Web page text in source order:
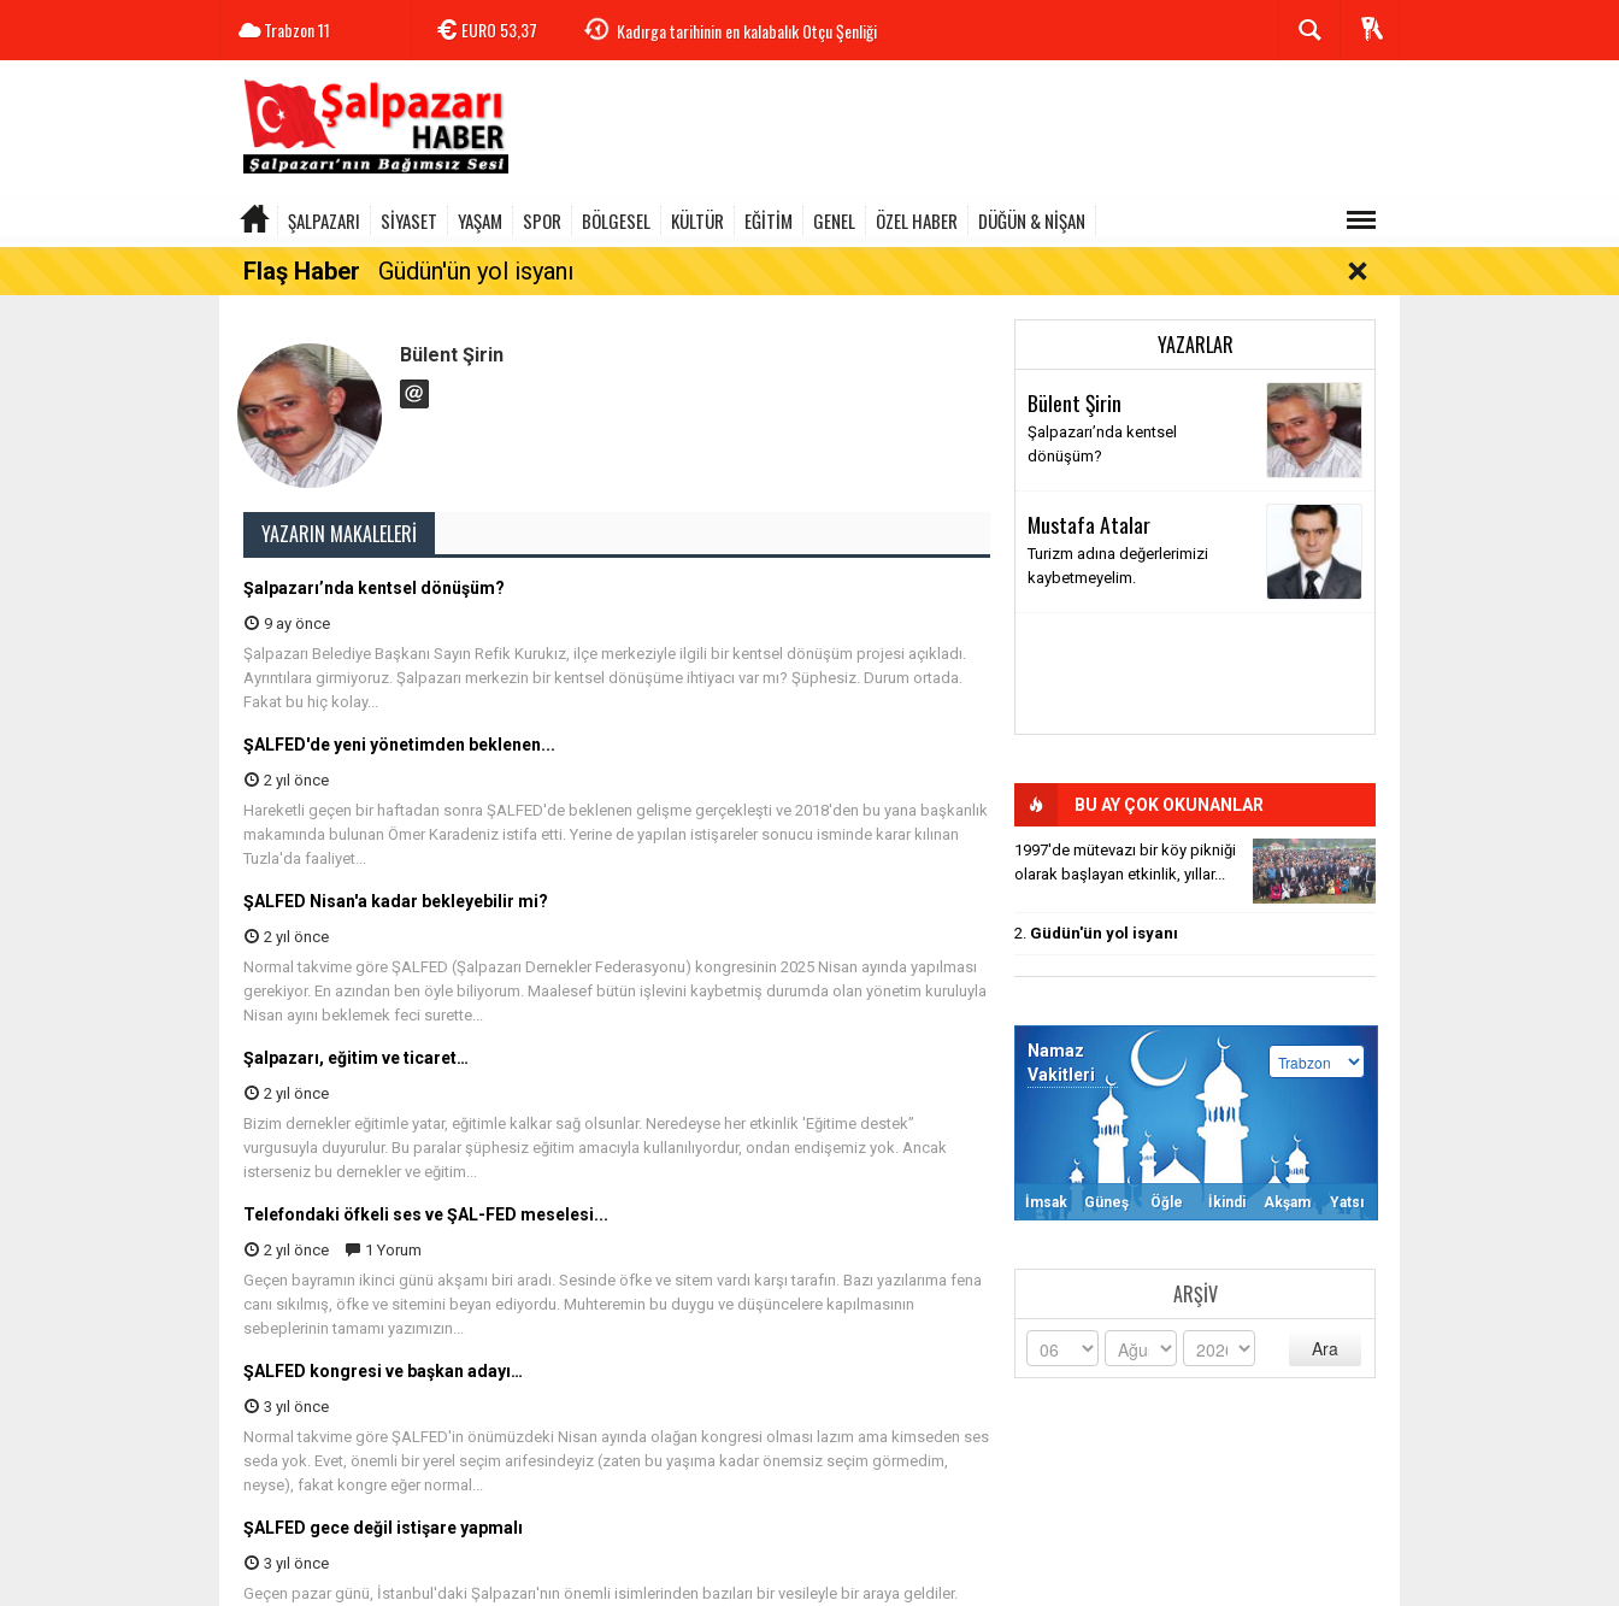
Trabzon11 EURO53,37 Kadırga tarihinin en kalabalık Otçu Şenliği
ŞALPAZARI SİYASET YAŞAM SPOR BÖLGESEL KÜLTÜR EĞİTİM GENEL ÖZEL HABER DÜĞÜN & NİŞAN
Flaş Haber Güdün'ün yol isyanı
Bülent Şirin
YAZARIN MAKALELERI
Şalpazarı’nda kentsel dönüşüm?
9 ay önce
Şalpazarı Belediye Başkanı Sayın Refik Kurukız, ilçe merkeziyle ilgili bir kentsel dönüşüm projesi açıkladı.
Ayrıntılara girmiyoruz. Şalpazarı merkezin bir kentsel dönüşüme ihtiyacı var mı? Şüphesiz. Durum ortada.
Fakat bu hiç kolay...
ŞALFED'de yeni yönetimden beklenen...
2 yıl önce
Hareketli geçen bir haftadan sonra ŞALFED'de beklenen gelişme gerçekleşti ve 2018'den bu yana başkanlık
makamında bulunan Ömer Karadeniz istifa etti. Yerine de yapılan istişareler sonucu isminde karar kılınan
Tuzla'da faaliyet...
ŞALFED Nisan'a kadar bekleyebilir mi?
2 yıl önce
Normal takvime göre ŞALFED (Şalpazarı Dernekler Federasyonu) kongresinin 2025 Nisan ayında yapılması
gerekiyor. En azından ben öyle biliyorum. Maalesef bütün işlevini kaybetmiş durumda olan yönetim kuruluyla
Nisan ayını beklemek feci surette...
Şalpazarı, eğitim ve ticaret…
2 yıl önce
Bizim dernekler eğitimle yatar, eğitimle kalkar sağ olsunlar. Neredeyse her etkinlik 'Eğitime destek”
vurgusuyla duyurulur. Bu paralar şüphesiz eğitim amacıyla kullanılıyordur, ondan endişemiz yok. Ancak
isterseniz bu dernekler ve eğitim...
Telefondaki öfkeli ses ve ŞAL-FED meselesi...
2 yıl önce
1 Yorum
Geçen bayramın ikinci günü akşamı biri aradı. Sesinde öfke ve sitem vardı karşı tarafın. Bazı yazılarıma fena
canı sıkılmış, öfke ve sitemini beyan ediyordu. Muhteremin bu duygu ve düşüncelere kapılmasının
sebeplerinin tamamı yazımızın...
ŞALFED kongresi ve başkan adayı…
3 yıl önce
Normal takvime göre ŞALFED'in önümüzdeki Nisan ayında olağan kongresi olması lazım ama kimseden ses
seda yok. Evet, önemli bir yerel seçim arifesindeyiz (zaten bu yaşıma kadar önemsiz seçim görmedim,
neyse), fakat kongre eğer normal...
ŞALFED gece değil istişare yapmalı
3 yıl önce
Geçen pazar günü, İstanbul'daki Şalpazarı'nın önemli isimlerinden bazıları bir vesileyle bir araya geldiler.
YAZARLAR
Bülent Şirin
Şalpazarı’nda kentsel
dönüşüm?
Mustafa Atalar
Turizm adına değerlerimizi
kaybetmeyelim.
BU AY ÇOK OKUNANLAR
1997'de mütevazı bir köy pikniği
olarak başlayan etkinlik, yıllar...
2. Güdün'ün yol isyanı
Namaz
Vakitleri
İmsak Güneş Öğle İkindi Akşam Yatsı
ARŞIV
Ara